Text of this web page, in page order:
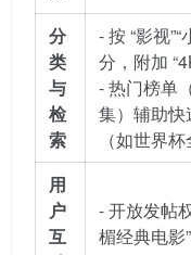
分
类
与
检
索
- 按 “影视
分，附加
- 热门榜单
集）辅助
（如世界杯
用
户
互
- 开放发帖
楣经典电影